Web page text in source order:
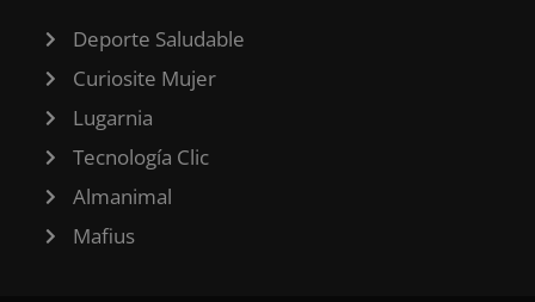
Deporte Saludable
Curiosite Mujer
Lugarnia
Tecnología Clic
Almanimal
Mafius